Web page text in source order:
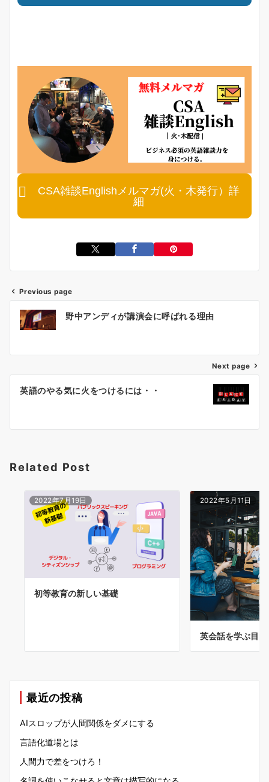
CSA雑談Englishメルマガ(火・木発行）詳
細
ン
Previous page
野中アンディが講演会に呼ばれる理由
Next page
英語のやる気に火をつけるには・・
Related Post
2022年7月19日
初等教育の新しい基礎
2022年5月11日
英会話を学ぶ目
最近の投稿
AIスロップが人間関係をダメにする
言語化道場とは
人間力で差をつけろ！